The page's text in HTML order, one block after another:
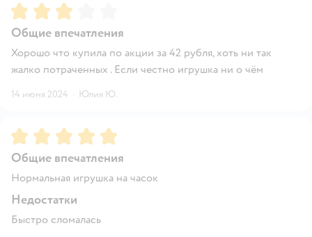
Рейтинг:3
Общие впечатления
Хорошо что купила по акции за 42 рубля, хоть ни так
жалко потраченных . Если честно игрушка ни о чём
14 июня 2024 · Юлия Ю.
Рейтинг:5
Общие впечатления
Нормальная игрушка на часок
Недостатки
Быстро сломалась